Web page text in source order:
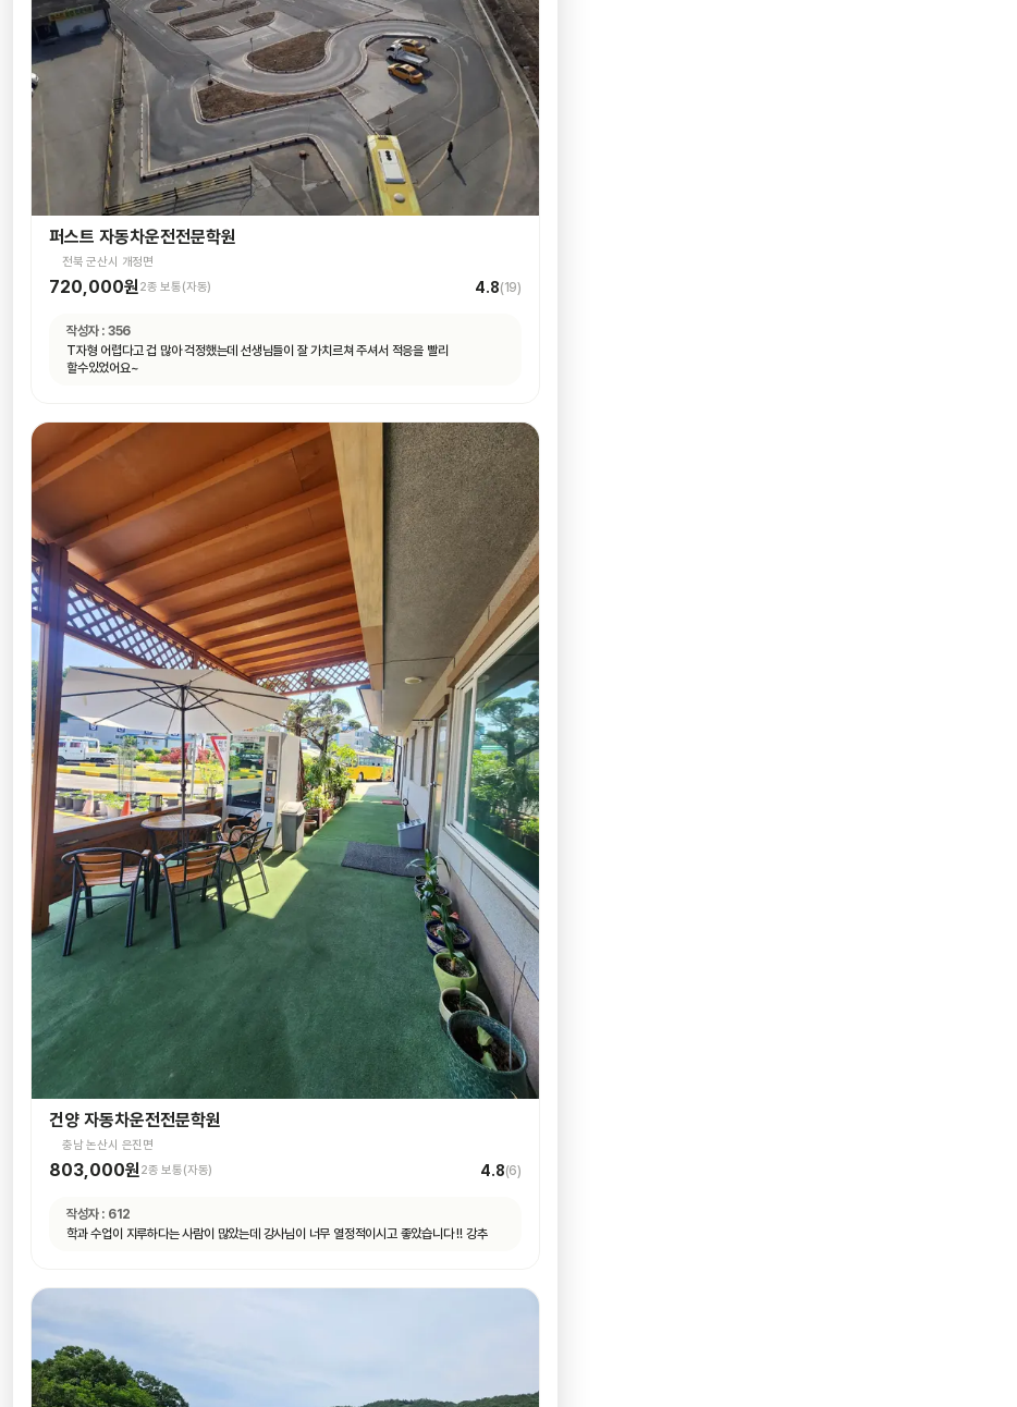
퍼스트 자동차운전전문학원
전북 군산시 개정면
720,000원2종 보통(자동) 4.8(19)
작성자 : 356
T자형 어렵다고 겁 많아 걱정했는데 선생님들이 잘 가치르쳐 주셔서 적응을 빨리
할수있었어요~
건양 자동차운전전문학원
충남 논산시 은진면
803,000원2종 보통(자동) 4.8(6)
작성자 : 612
학과 수업이 지루하다는 사람이 많았는데 강사님이 너무 열정적이시고 좋았습니다 !! 강추